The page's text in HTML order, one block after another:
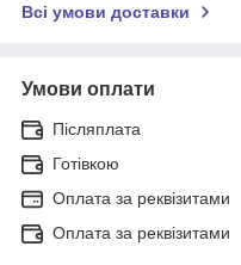
Всі умови доставки
Умови оплати
Післяплата
Готівкою
Оплата за реквізитами
Оплата за реквізитами